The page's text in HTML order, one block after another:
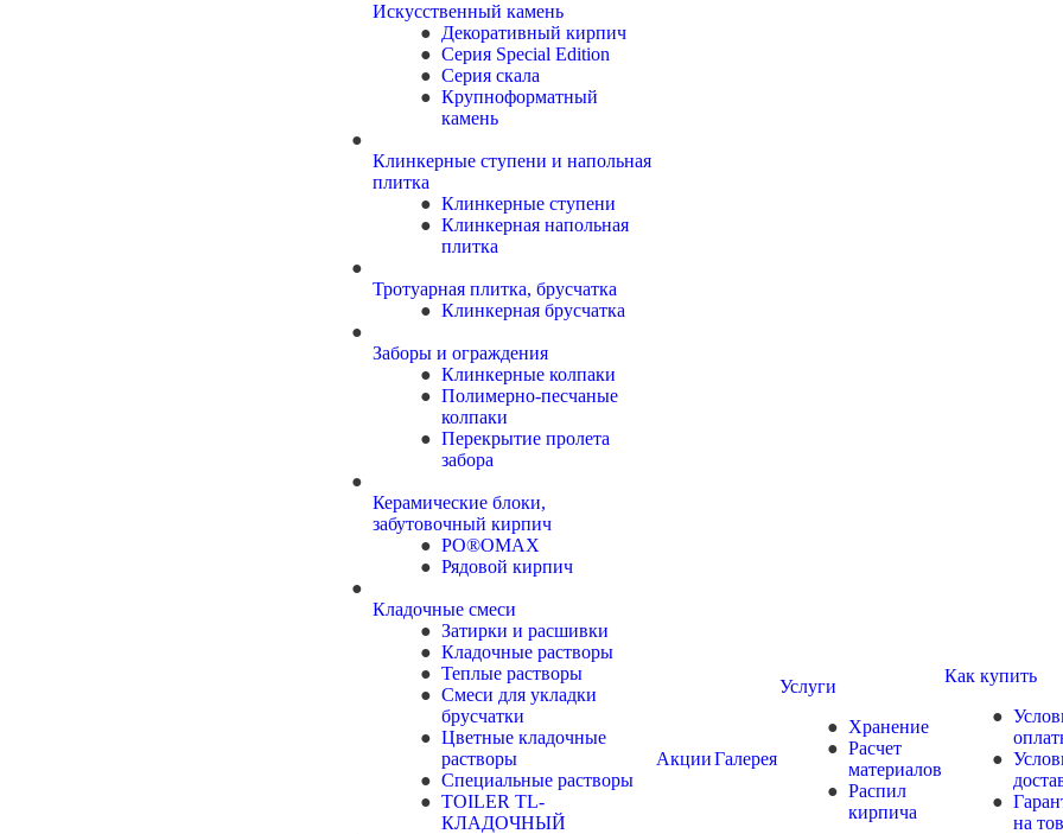
Искусственный камень
Декоративный кирпич
Серия Special Edition
Серия скала
Крупноформатный
камень
Клинкерные ступени и напольная
плитка
Клинкерные ступени
Клинкерная напольная
плитка
Тротуарная плитка, брусчатка
Клинкерная брусчатка
Заборы и ограждения
Клинкерные колпаки
Полимерно-песчаные
колпаки
Перекрытие пролета
забора
Керамические блоки,
забутовочный кирпич
PO®OMAX
Рядовой кирпич
Кладочные смеси
Затирки и расшивки
Кладочные растворы
Теплые растворы
Смеси для укладки
брусчатки
Цветные кладочные
растворы
Специальные растворы
TOILER TL-
КЛАДОЧНЫЙ
АкцииГалерея
Услуги
Хранение
Расчет
материалов
Распил
кирпича
Как купить
на